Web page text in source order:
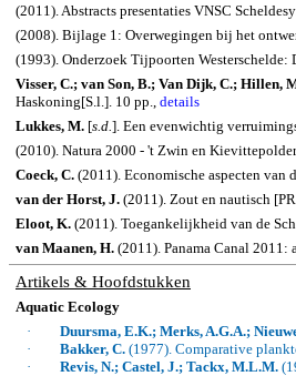
(2011). Abstracts presentaties VNSC
(2008). Bijlage 1: Overwegingen bij het
(1993). Onderzoek Tijpoorten Westerschelde:
Visser, C.; van Son, B.; Van Dijk, C.; Hillen,
Haskoning[S.l.]. 10 pp., details
Lukkes, M. [s.d. ]. Een evenwichtig
(2010). Natura 2000 - 't Zwin en
Coeck, C. (2011). Economische aspecten van
van der Horst, J. (2011). Zout en nautisch
Eloot, K. (2011). Toegankelijkheid van de
van Maanen, H. (2011). Panama Canal 2011:
Artikels & Hoofdstukken
Aquatic Ecology
·
Duursma, E.K.; Merks, A.G.A.;
·
Bakker, C. (1977). Comparative
·
Revis, N.; Castel, J.; Tackx, M.L.M.